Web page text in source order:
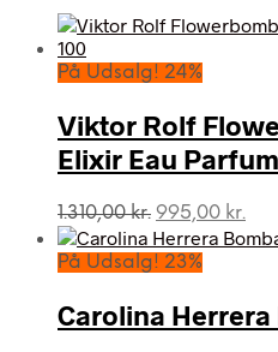
På Udsalg! 24%
Viktor Rolf
Elixir Eau
1.310,00kr. Den
oprindelige
pris
1.310,00 kr..
995,00 kr.
På Udsalg! 23%
Carolina